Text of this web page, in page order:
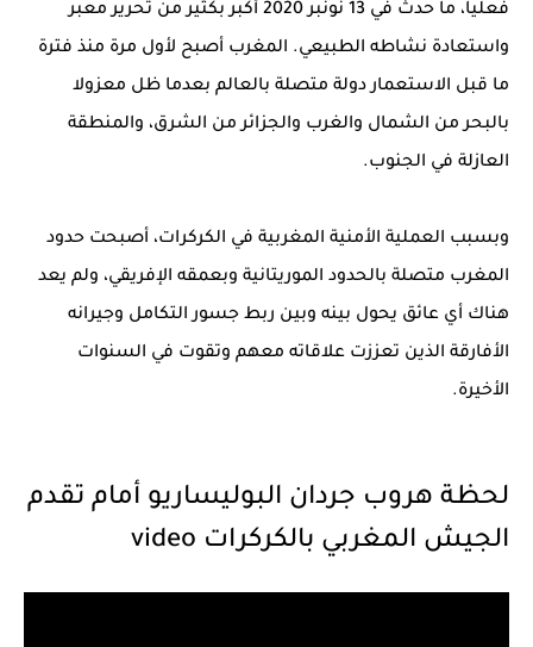
فعليا، ما حدث في 13 نونبر 2020 أكبر بكثير من تحرير معبر
واستعادة نشاطه الطبيعي. المغرب أصبح لأول مرة منذ فترة
ما قبل الاستعمار دولة متصلة بالعالم بعدما ظل معزولا
بالبحر من الشمال والغرب والجزائر من الشرق، والمنطقة
العازلة في الجنوب.
وبسبب العملية الأمنية المغربية في الكركرات، أصبحت حدود
المغرب متصلة بالحدود الموريتانية وبعمقه الإفريقي، ولم يعد
هناك أي عائق يحول بينه وبين ربط جسور التكامل وجيرانه
الأفارقة الذين تعززت علاقاته معهم وتقوت في السنوات
الأخيرة.
لحظة هروب جردان البوليساريو أمام تقدم
الجيش المغربي بالكركرات video